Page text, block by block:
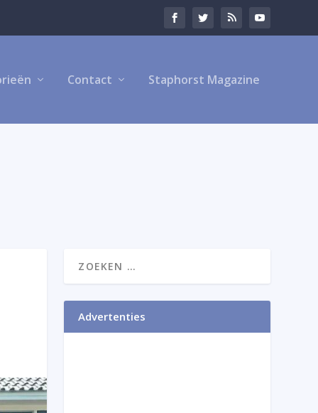
Contact Staphorst Magazine
Advertenties